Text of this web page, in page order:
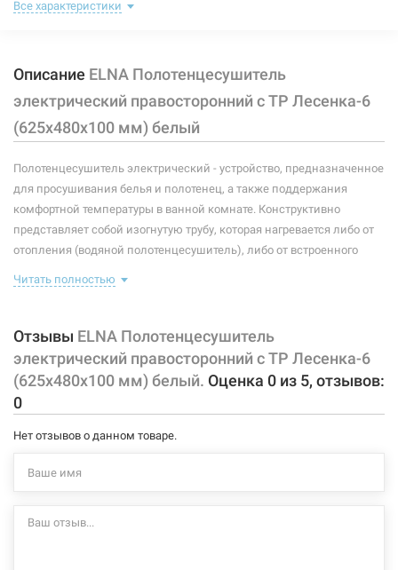
Глубина:
Высота: 625 мм
Мощность: -
Тип крепления: стационарный
Тип подключения: правосторонний
Материал корпуса:
Все характеристики
Описание ELNA Полотенцесушитель
электрический правосторонний с ТР Лесенка-6
(625х480х100 мм) белый
Полотенцесушитель электрический - устройство, предназначенное
для просушивания белья и полотенец, а также поддержания
комфортной температуры в ванной комнате. Конструктивно
представляет собой изогнутую трубу, которая нагревается либо от
отопления (водяной полотенцесушитель), либо от встроенного
правильно подобранный полотенцесушитель станет
Характеристики и конфигурация изделия, а также комплектация
товара могут изменяться производителем без уведомления. За
внесенные производителем изменения, магазин ответственности
не несет.
Читать полностью
Отзывы ELNA Полотенцесушитель
электрический правосторонний с ТР Лесенка-6
(625х480х100 мм) белый. Оценка 0 из 5, отзывов:
0
Нет отзывов о данном товаре.